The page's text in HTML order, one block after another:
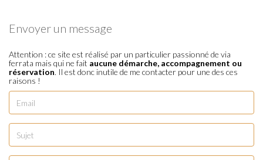
Envoyer un message
Attention : ce site est réalisé par un particulier passionné de via
ferrata mais qui ne fait aucune démarche, accompagnement ou
réservation. Il est donc inutile de me contacter pour une des ces
raisons !